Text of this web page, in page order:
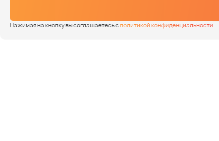
Нажимая на кнопку вы соглашаетесь сполитикой конфиденциальности